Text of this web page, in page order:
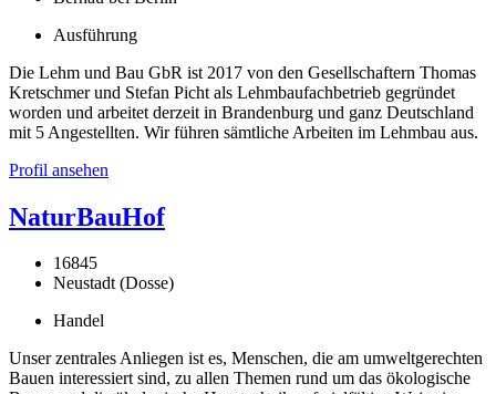
Ausführung
Die Lehm und Bau GbR ist 2017 von den Gesellschaftern Thomas
Kretschmer und Stefan Picht als Lehmbaufachbetrieb gegründet
worden und arbeitet derzeit in Brandenburg und ganz Deutschland
mit 5 Angestellten. Wir führen sämtliche Arbeiten im Lehmbau aus.
Profil ansehen
NaturBauHof
16845
Neustadt (Dosse)
Handel
Unser zentrales Anliegen ist es, Menschen, die am umweltgerechten
Bauen interessiert sind, zu allen Themen rund um das ökologische